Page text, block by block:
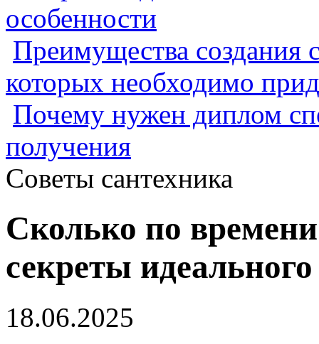
особенности
Преимущества создания
которых необходимо
Почему нужен диплом
получения
Советы сантехника
Сколько по
секреты
18.06.2025